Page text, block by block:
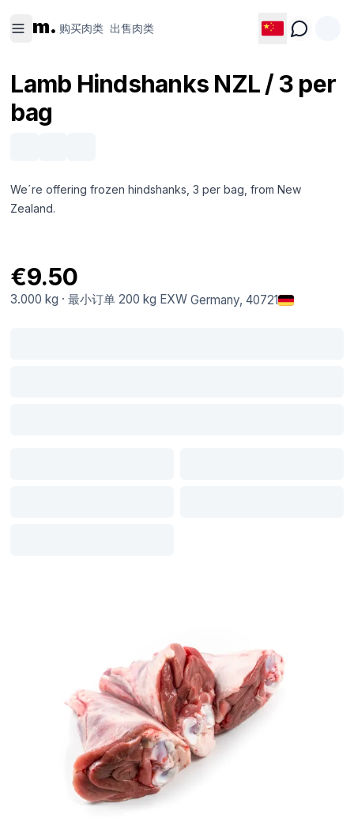
m. 购买肉类 出售肉类
Lamb Hindshanks NZL / 3 per
bag
We´re offering frozen hindshanks, 3 per bag, from New
Zealand.
€9.50
3.000 kg ·最小订单 200 kg EXW Germany, 40721